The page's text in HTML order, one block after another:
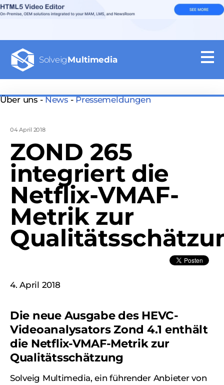
SolveigMultimedia
Über uns -News-Pressemeldungen
04 April 2018
ZOND 265
integriert die
Netflix-VMAF-
Metrik zur
4. April 2018
Die neue Ausgabe des HEVC-
Videoanalysators Zond 4.1 enthält
die Netflix-VMAF-Metrik zur
Qualitätsschätzung
Solveig Multimedia, ein führender Anbieter von